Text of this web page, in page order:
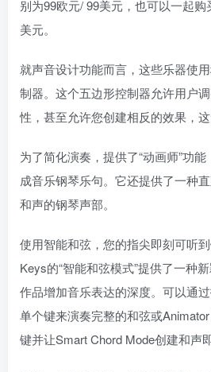
别为99欧元/ 99美元，也可以一起
美元。
就声音设计功能而言，这些乐器使
制器。这个五边形控制器允许用户
性，甚至允许您创建相反的效果，这
为了简化演奏，提供了“动画师”功
成音乐钢琴乐句。它还提供了一种
和声的钢琴声部。
使用智能和弦，您的指尖即刻可听
Keys的“智能和弦模式”提供了一种
作品增加音乐表达的深度。可以通
单个键来演奏完整的和弦或
键并让Smart Chord Mode创建和声即